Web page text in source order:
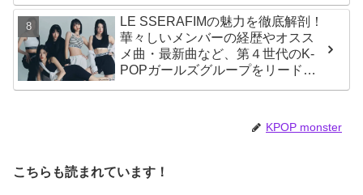
LE SSERAFIMの魅力を徹底解剖！
華々しいメンバーの経歴やオスス
メ曲・最新曲など、第４世代のK-
POPガールズグループをリードす
KPOP monster
こちらも読まれています！